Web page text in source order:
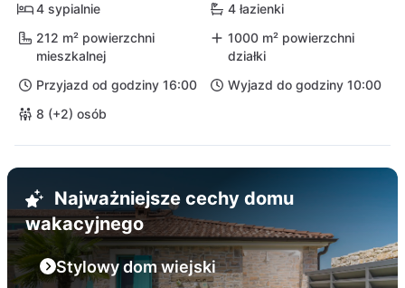
4 sypialnie
4 łazienki
212 m² powierzchni
mieszkalnej
1000 m² powierzchni
działki
Przyjazd od godziny 16:00
Wyjazd do godziny 10:00
8 (+2) osób
Najważniejsze cechy domu
wakacyjnego
Stylowy dom wiejski